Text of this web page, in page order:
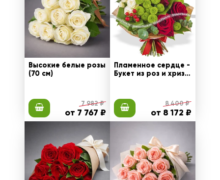
Высокие белые розы
(70 см)
7 982 ₽
от 7 767 ₽
Пламенное сердце -
Букет из роз и хриза
8 400 ₽
от 8 172 ₽